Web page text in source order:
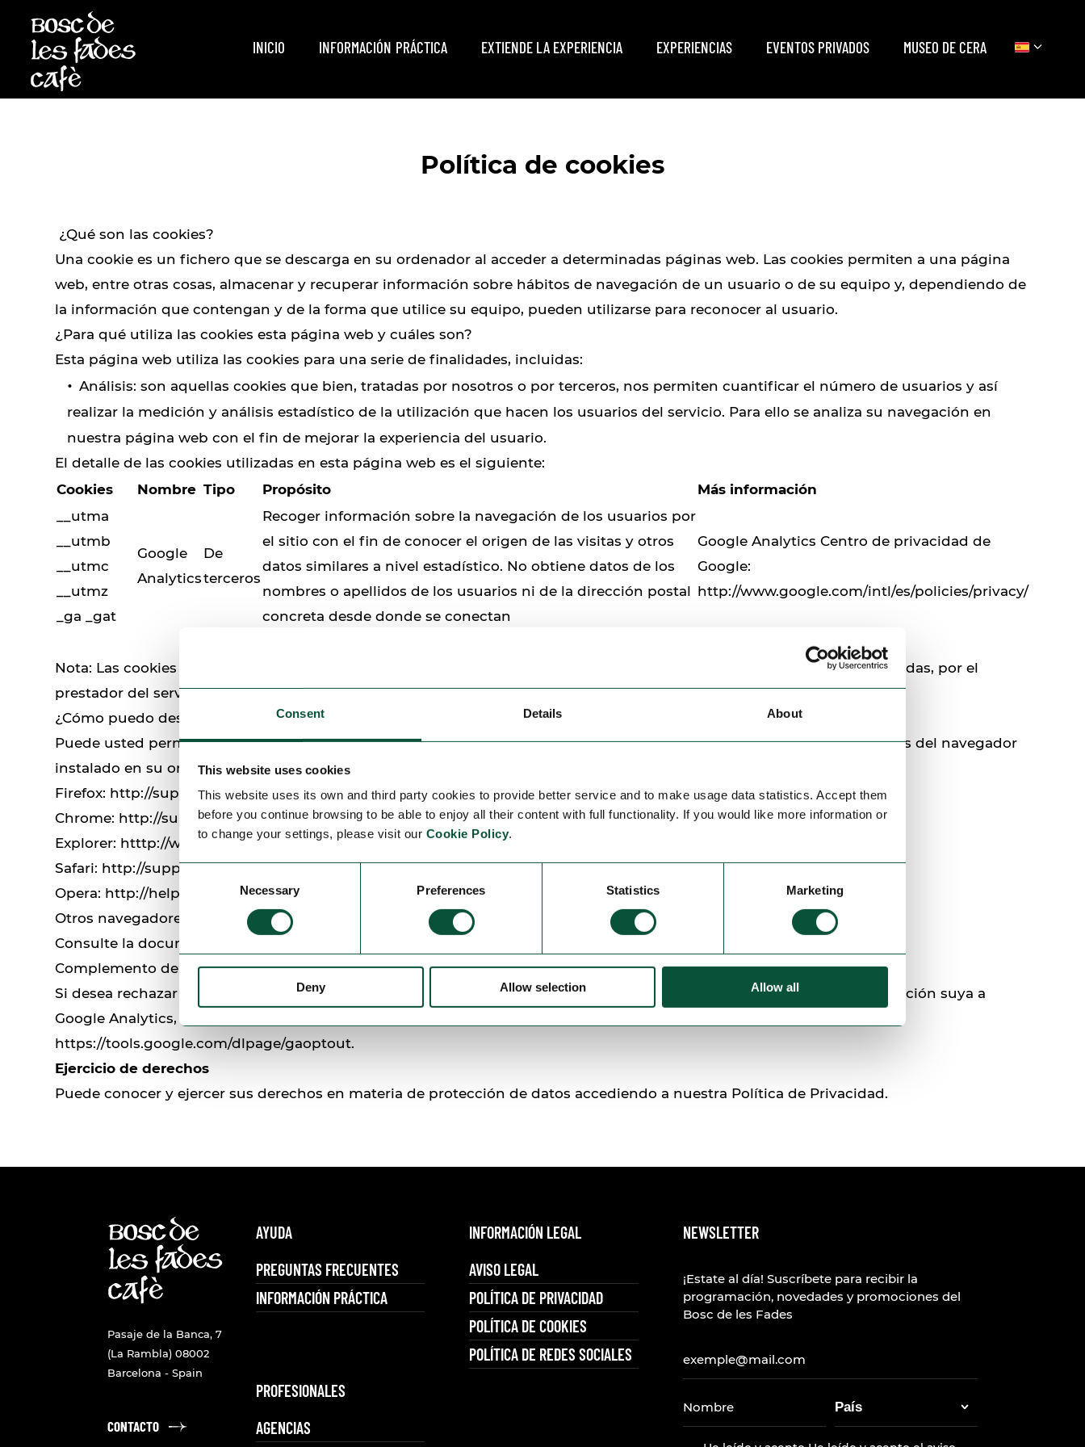
Consent Details About
This website uses cookies
This website uses its own and third party cookies to provide better service and to make usage data statistics. Accept them
before you continue browsing to be able to enjoy all their content with full functionality. If you would like more information or
to change your settings, please visit our Cookie Policy.
Consent
Selection
Necessary Preferences Statistics Marketing
Deny Allow selection Allow all
INICIO INFORMACIÓN PRÁCTICA EXTIENDE LA EXPERIENCIA EXPERIENCIAS EVENTOS PRIVADOS MUSEO DE CERA
Español
Política de cookies
¿Qué son las cookies?
Una cookie es un fichero que se descarga en su ordenador al acceder a determinadas páginas web. Las cookies permiten a una página
web, entre otras cosas, almacenar y recuperar información sobre hábitos de navegación de un usuario o de su equipo y, dependiendo de
la información que contengan y de la forma que utilice su equipo, pueden utilizarse para reconocer al usuario.
¿Para qué utiliza las cookies esta página web y cuáles son?
Esta página web utiliza las cookies para una serie de finalidades, incluidas:
Análisis: son aquellas cookies que bien, tratadas por nosotros o por terceros, nos permiten cuantificar el número de usuarios y así
realizar la medición y análisis estadístico de la utilización que hacen los usuarios del servicio. Para ello se analiza su navegación en
nuestra página web con el fin de mejorar la experiencia del usuario.
El detalle de las cookies utilizadas en esta página web es el siguiente:
Cookies
Nombre Tipo Propósito
Más información
__utma
__utmb
__utmc
__utmz
_ga _gat
Google
Analytics
De
terceros
Recoger información sobre la navegación de los usuarios por
el sitio con el fin de conocer el origen de las visitas y otros
datos similares a nivel estadístico. No obtiene datos de los
nombres o apellidos de los usuarios ni de la dirección postal
concreta desde donde se conectan
Google Analytics Centro de privacidad de
Google:
http://www.google.com/intl/es/policies/privacy/
Nota: Las cookies de tipo 'Propias' son utilizadas sólo por el propietario de esta web y las cookies 'De terceros' son utilizadas, por el
prestador del servicio que está detallado en el cuadro anterior.
¿Cómo puedo desactivar o eliminar estas cookies?
Puede usted permitir, bloquear o eliminar las cookies instaladas en su equipo mediante la configuración de las opciones del navegador
instalado en su ordenador:
Firefox: http://support.mozilla.org/es/kb/habilitar-y-deshabilitar-cookies-que-los-sitios-we
Chrome: http://support.google.com/chrome/bin/answer.py?hl=es&answer=95647
Explorer: htttp://windows.microsoft.com/es-es/windows7/how-to-manage-cookies-in-internet-explorer-9
Safari: http://support.apple.com/kb/ph5042
Opera: http://help.opera.com/Windows/11.50/es-ES/cookies.html
Otros navegadores
Consulte la documentación del navegador que tenga instalado.
Complemento de inhabilitación para navegadores de Google Analytics
Si desea rechazar las cookies analíticas de Google Analytics en todos los navegadores, de forma que no se envíe información suya a
Google Analytics, puede descargar un complemento que realiza esta función desde este enlace:
https://tools.google.com/dlpage/gaoptout.
Ejercicio de derechos
Puede conocer y ejercer sus derechos en materia de protección de datos accediendo a nuestra Política de Privacidad.
Pasaje de la Banca, 7
(La Rambla) 08002
Barcelona - Spain
CONTACTO
AYUDA
PREGUNTAS FRECUENTES
INFORMACIÓN PRÁCTICA
PROFESIONALES
AGENCIAS
INFORMACIÓN LEGAL
AVISO LEGAL
POLÍTICA DE PRIVACIDAD
POLÍTICA DE COOKIES
POLÍTICA DE REDES SOCIALES
NEWSLETTER
¡Estate al día! Suscríbete para recibir la
programación, novedades y promociones del
Bosc de les Fades